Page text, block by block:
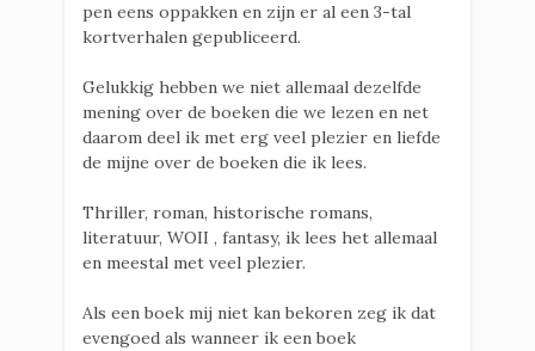
pen eens oppakken en zijn er al een 3-tal
kortverhalen gepubliceerd.
Gelukkig hebben we niet allemaal dezelfde
mening over de boeken die we lezen en net
daarom deel ik met erg veel plezier en liefde
de mijne over de boeken die ik lees.
Thriller, roman, historische romans,
literatuur, WOII , fantasy, ik lees het allemaal
en meestal met veel plezier.
Als een boek mij niet kan bekoren zeg ik dat
evengoed als wanneer ik een boek